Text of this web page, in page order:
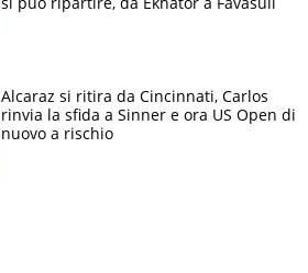
Alcaraz si ritira da Cincinnati, Carlos
rinvia la sfida a Sinner e ora US Open di
nuovo a rischio